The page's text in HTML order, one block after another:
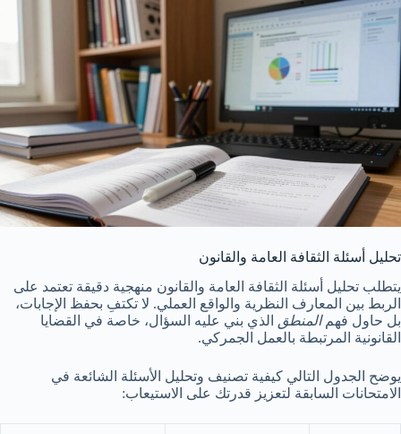
تحليل أسئلة الثقافة العامة والقانون
يتطلب تحليل أسئلة الثقافة العامة والقانون منهجية دقيقة تعتمد على
الربط بين المعارف النظرية والواقع العملي. لا تكتفِ بحفظ الإجابات،
بل حاول فهمالمنطق الذي بني عليه السؤال، خاصة في القضايا
القانونية المرتبطة بالعمل الجمركي.
يوضح الجدول التالي كيفية تصنيف وتحليل الأسئلة الشائعة في
الامتحانات السابقة لتعزيز قدرتك على الاستيعاب: